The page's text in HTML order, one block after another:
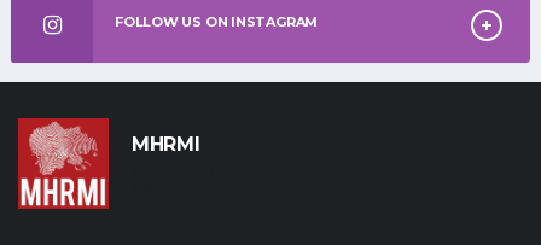
FOLLOW US ON INSTAGRAM
MHRMI